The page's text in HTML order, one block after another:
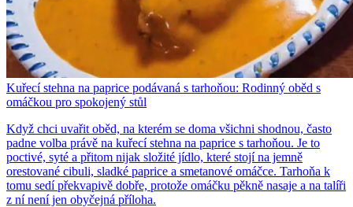
Kuřecí stehna na paprice podávaná s tarhoňou: Rodinný oběd s
omáčkou pro spokojený stůl
Když chci uvařit oběd, na kterém se doma všichni shodnou, často
padne volba právě na kuřecí stehna na paprice s tarhoňou. Je to
poctivé, syté a přitom nijak složité jídlo, které stojí na jemně
orestované cibuli, sladké paprice a smetanové omáčce. Tarhoňa k
tomu sedí překvapivě dobře, protože omáčku pěkně nasaje a na talíři
z ní není jen obyčejná příloha.